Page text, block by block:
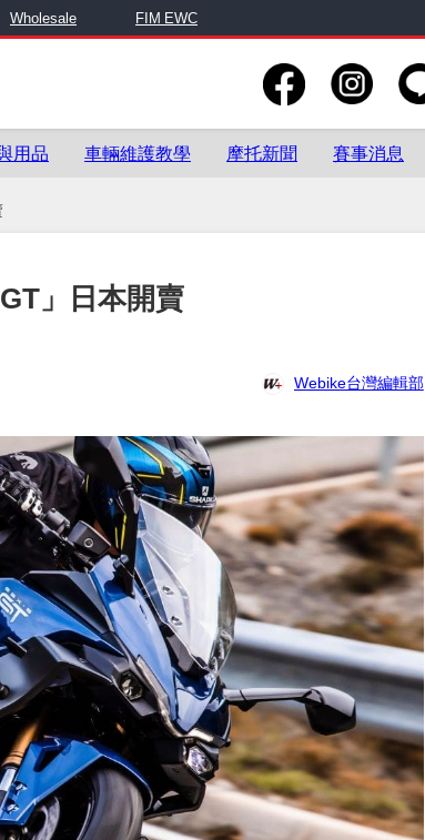
Wholesale FIM EWC
用品 車輛維護教學 摩托新聞 賽事消息
」日本開賣
Webike台灣編輯部